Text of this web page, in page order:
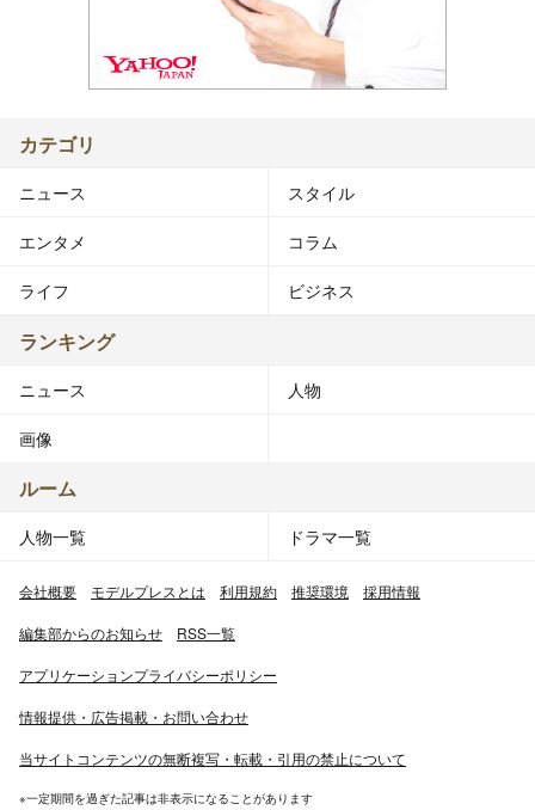
カテゴリ
ニュース スタイル
エンタメ コラム
ライフ ビジネス
ランキング
ニュース 人物
画像
ルーム
人物一覧 ドラマ一覧
会社概要 モデルプレスとは 利用規約 推奨環境 採用情報
編集部からのお知らせ RSS一覧
アプリケーションプライバシーポリシー
情報提供・広告掲載・お問い合わせ
当サイトコンテンツの無断複写・転載・引用の禁止について
※一定期間を過ぎた記事は非表示になることがあります